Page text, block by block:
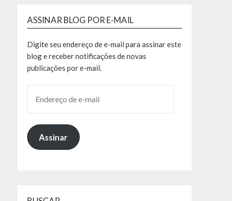
ASSINAR BLOG POR E-MAIL
Digite seu endereço de e-mail para assinar este
blog e receber notificações de novas
publicações por e-mail.
Assinar